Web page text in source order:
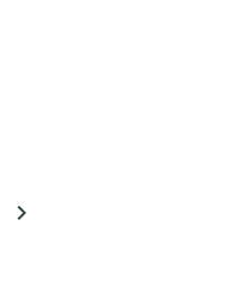
navigate_next